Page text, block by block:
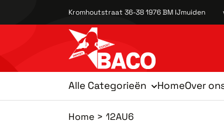
Kromhoutstraat 36-38 1976 BM IJmuiden
Alle Categorieën HomeOver
Home 12AU6